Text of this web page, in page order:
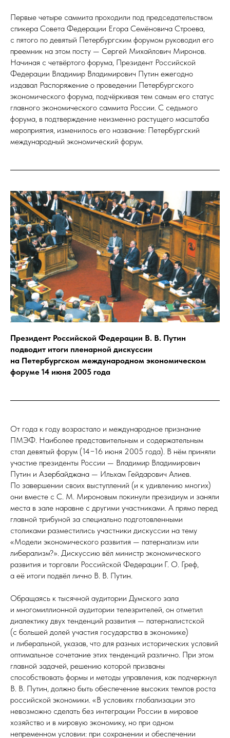
Первые четыре саммита проходили под председательством
спикера Совета Федерации Егора Семёновича Строева,
с пятого по девятый Петербургским форумом руководил его
преемник на этом посту — Сергей Михайлович Миронов.
Начиная с четвёртого форума, Президент Российской
Федерации Владимир Владимирович Путин ежегодно
издавал Распоряжение о проведении Петербургского
экономического форума, подчёркивая тем самым его статус
главного экономического саммита России. С седьмого
форума, в подтверждение неизменно растущего масштаба
мероприятия, изменилось его название: Петербургский
международный экономический форум.
Президент Российской Федерации В. В. Путин
подводит итоги пленарной дискуссии
на Петербургском международном экономическом
форуме 14 июня 2005 года
От года к году возрастало и международное признание
ПМЭФ. Наиболее представительным и содержательным
стал девятый форум (14−16 июня 2005 года). В нём приняли
участие президенты России — Владимир Владимирович
Путин и Азербайджана — Ильхам Гейдарович Алиев.
По завершении своих выступлений (и к удивлению многих)
они вместе с С. М. Мироновым покинули президиум и заняли
места в зале наравне с другими участниками. А прямо перед
главной трибуной за специально подготовленными
столиками разместились участники дискуссии на тему
«Модели экономического развития — патернализм или
либерализм?». Дискуссию вёл министр экономического
развития и торговли Российской Федерации Г. О. Греф,
а её итоги подвёл лично В. В. Путин.
Обращаясь к тысячной аудитории Думского зала
и многомиллионной аудитории телезрителей, он отметил
диалектику двух тенденций развития — патерналистской
(с большей долей участия государства в экономике)
и либеральной, указав, что для разных исторических условий
оптимальное сочетание этих тенденций различно. При этом
главной задачей, решению которой призваны
способствовать формы и методы управления, как подчеркнул
В. В. Путин, должно быть обеспечение высоких темпов роста
российской экономики. «В условиях глобализации это
невозможно сделать без интеграции России в мировое
хозяйство и в мировую экономику, но при одном
непременном условии: при сохранении и обеспечении